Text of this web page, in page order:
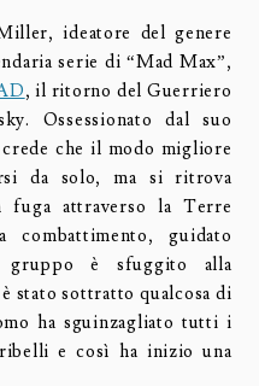
ideatore del genere
serie di “Mad Max”,
, il ritorno del Guerriero
Ossessionato dal suo
che il modo migliore
da solo, ma si ritrova
attraverso la Terre
guidato
gruppo è sfuggito alla
stato sottratto qualcosa di
ha sguinzagliato tutti i
e così ha inizio una